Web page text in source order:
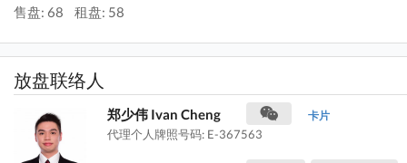
售盘: 68
租盘: 58
放盘联络人
郑少伟 Ivan Cheng 卡片
代理个人牌照号码: E-367563